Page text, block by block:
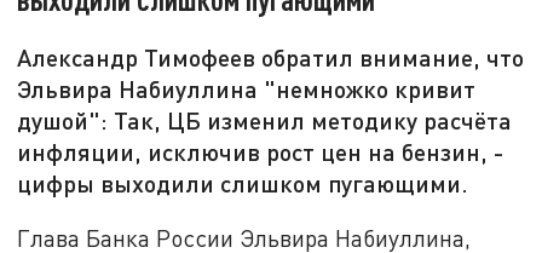
Александр Тимофеев обратил внимание, что
Эльвира Набиуллина "немножко кривит
душой": Так, ЦБ изменил методику расчёта
инфляции, исключив рост цен на бензин, -
цифры выходили слишком пугающими.
Глава Банка России Эльвира Набиуллина,